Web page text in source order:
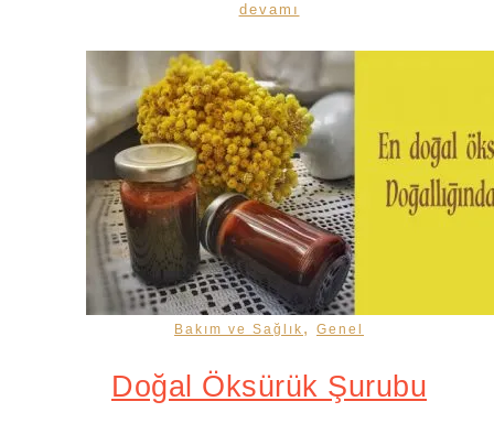
devamı
Bakım ve Sağlık , Genel
Doğal Öksürük Şurubu